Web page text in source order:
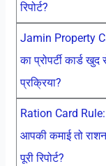
रिपोर्ट?
Jamin Property
का प्रोपर्टी कार्ड
प्रक्रिया?
Ration Card
आपकी कमाई तो
पूरी रिपोर्ट?